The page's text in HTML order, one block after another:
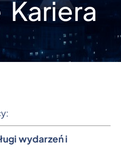
Kariera
wydarzeń i